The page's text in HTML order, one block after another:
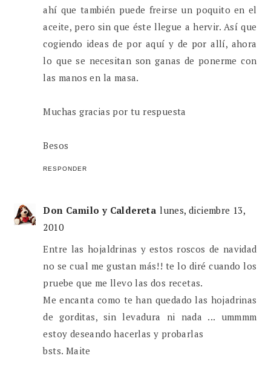
ahí que también puede freirse un poquito en el
aceite, pero sin que éste llegue a hervir. Así que
cogiendo ideas de por aquí y de por allí, ahora
lo que se necesitan son ganas de ponerme con
las manos en la masa.
Muchas gracias por tu respuesta
Besos
RESPONDER
Don Camilo y Caldereta lunes, diciembre 13,
2010
Entre las hojaldrinas y estos roscos de navidad
no se cual me gustan más!! te lo diré cuando los
pruebe que me llevo las dos recetas.
Me encanta como te han quedado las hojadrinas
de gorditas, sin levadura ni nada ... ummmm
estoy deseando hacerlas y probarlas
bsts. Maite